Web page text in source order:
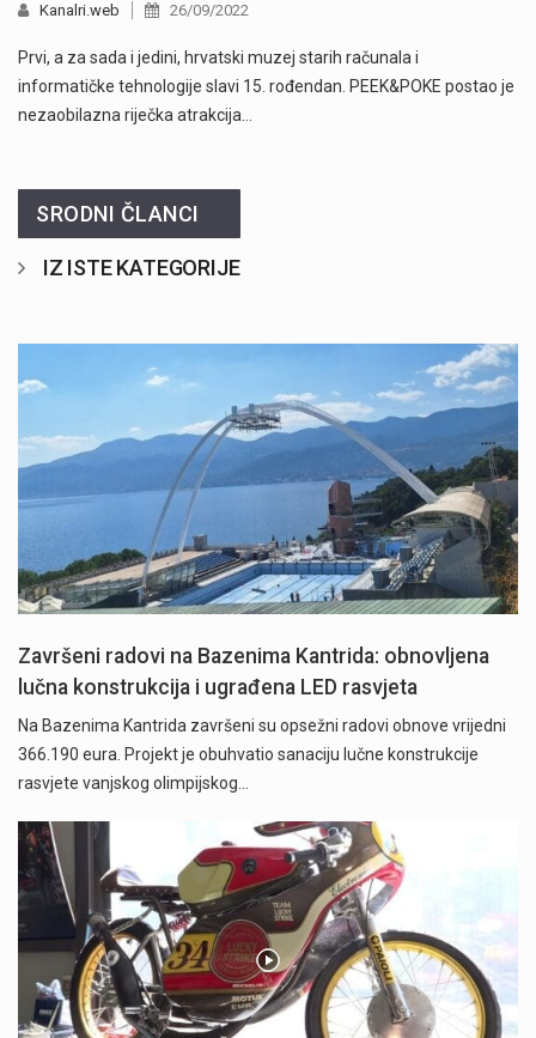
Kanalri.web 26/09/2022
Prvi, a za sada i jedini, hrvatski muzej starih računala i
informatičke tehnologije slavi 15. rođendan. PEEK&POKE postao je
nezaobilazna riječka atrakcija…
SRODNI ČLANCI
IZ ISTE KATEGORIJE
Završeni radovi na Bazenima Kantrida: obnovljena
lučna konstrukcija i ugrađena LED rasvjeta
Na Bazenima Kantrida završeni su opsežni radovi obnove vrijedni
366.190 eura. Projekt je obuhvatio sanaciju lučne konstrukcije
rasvjete vanjskog olimpijskog…